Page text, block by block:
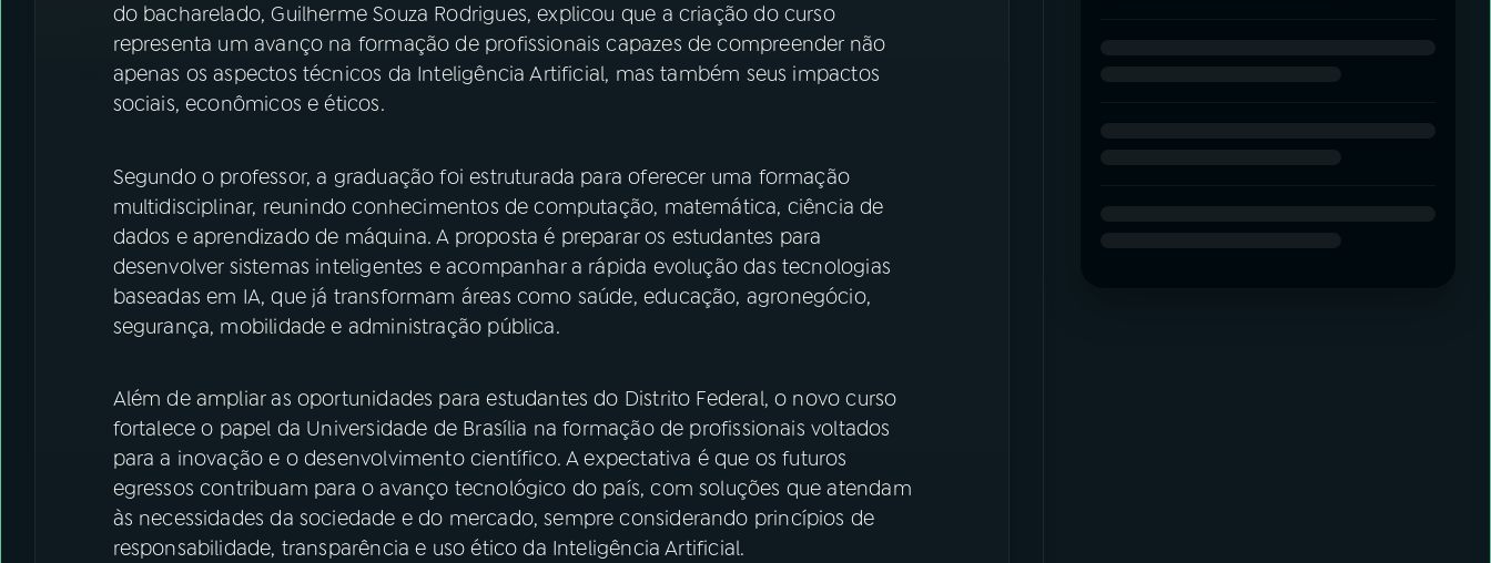
do bacharelado, Guilherme Souza Rodrigues, explicou que a criação do curso
representa um avanço na formação de profissionais capazes de compreender não
apenas os aspectos técnicos da Inteligência Artificial, mas também seus impactos
sociais, econômicos e éticos.
Segundo o professor, a graduação foi estruturada para oferecer uma formação
multidisciplinar, reunindo conhecimentos de computação, matemática, ciência de
dados e aprendizado de máquina. A proposta é preparar os estudantes para
desenvolver sistemas inteligentes e acompanhar a rápida evolução das tecnologias
baseadas em IA, que já transformam áreas como saúde, educação, agronegócio,
segurança, mobilidade e administração pública.
Além de ampliar as oportunidades para estudantes do Distrito Federal, o novo curso
fortalece o papel da Universidade de Brasília na formação de profissionais voltados
para a inovação e o desenvolvimento científico. A expectativa é que os futuros
egressos contribuam para o avanço tecnológico do país, com soluções que atendam
às necessidades da sociedade e do mercado, sempre considerando princípios de
responsabilidade, transparência e uso ético da Inteligência Artificial.